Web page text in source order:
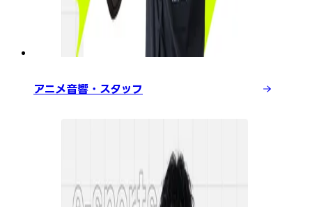
アニメ音響・スタッフ